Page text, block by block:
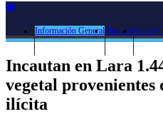
Información GeneralOpiniónSalud y
Incautan en Lara
vegetal provenientes
ilícita